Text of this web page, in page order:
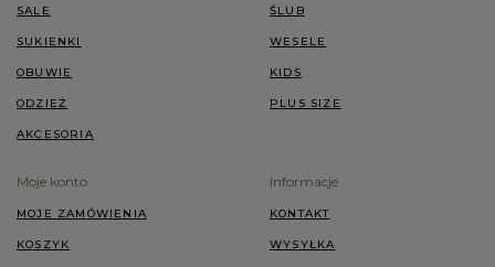
SALE
SUKIENKI
OBUWIE
ODZIEŻ
AKCESORIA
ŚLUB
WESELE
KIDS
PLUS SIZE
Moje konto
MOJE ZAMÓWIENIA
KOSZYK
Informacje
KONTAKT
WYSYŁKA